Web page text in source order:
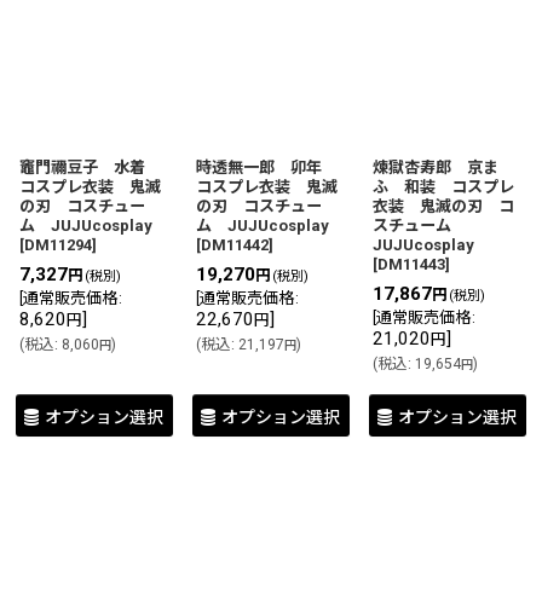
竈門禰豆子 水着
コスプレ衣装 鬼滅
の刃 コスチュー
ム JUJUcosplay
[DM11294]
7,327円 (税別)
通常販売価格:
8,620 円]
(税込: 8,060円)
オプション選択
時透無一郎 卯年
コスプレ衣装 鬼滅
の刃 コスチュー
ム JUJUcosplay
[DM11442]
19,270円 (税別)
通常販売価格:
22,670 円]
(税込: 21,197円)
オプション選択
煉獄杏寿郎 京ま
ふ 和装 コスプレ
衣装 鬼滅の刃 コ
スチューム
JUJUcosplay
[DM11443]
17,867円 (税別)
通常販売価格:
21,020 円]
(税込: 19,654円)
オプション選択